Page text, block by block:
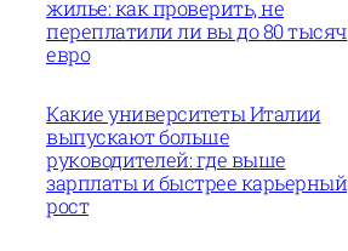
жилье: как проверить, не
переплатили ли вы до 80 тысяч
евро
Какие университеты Италии
выпускают больше
руководителей: где выше
зарплаты и быстрее карьерный
рост